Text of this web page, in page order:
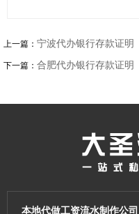
上一篇： 宁波代办银行存款证明
下一篇： 合肥代办银行存款证明
本地代做工资流水制作公司